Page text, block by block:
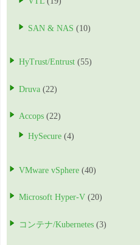
SAN & NAS (10)
HyTrust/Entrust (55)
Druva (22)
Accops (22)
HySecure (4)
VMware vSphere (40)
Microsoft Hyper-V (20)
コンテナ/Kubernetes (3)